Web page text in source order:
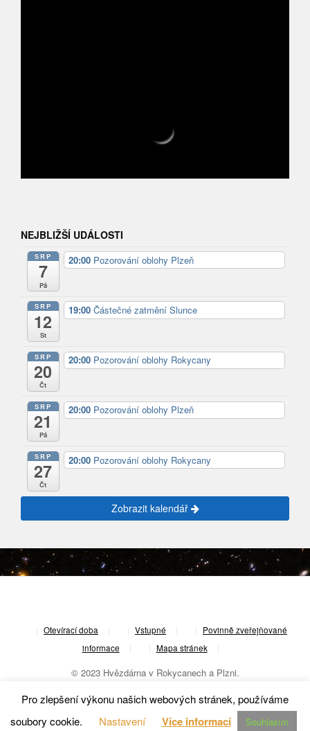
NEJBLIŽŠÍ UDÁLOSTI
SRP
7
Pá
20:00 Pozorování oblohy Plzeň
SRP
12
St
19:00 Částečné zatmění Slunce
SRP
20
Čt
20:00 Pozorování oblohy Rokycany
SRP
21
Pá
20:00 Pozorování oblohy Plzeň
SRP
27
Čt
20:00 Pozorování oblohy Rokycany
Zobrazit kalendář
Otevírací doba Vstupné
Povinně zveřejňované
informace
Mapa stránek
© 2023 Hvězdárna v Rokycanech a Plzni.
Pro zlepšení výkonu našich webových stránek, používáme
soubory cookie.
Nastavení Více informací Souhlasím